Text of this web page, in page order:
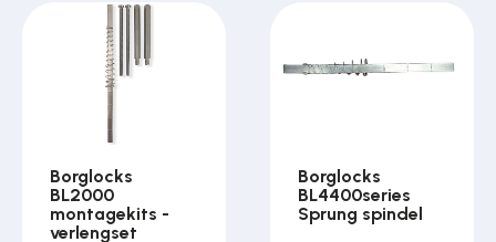
Borglocks
BL2000
montagekits -
verlengset
Borglocks
BL4400series
Sprung spindel